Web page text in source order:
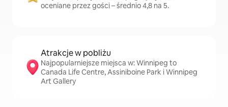
oceniane przez gości – średnio 4,8 na 5.
Atrakcje w pobliżu
Najpopularniejsze miejsca w: Winnipeg to
Canada Life Centre, Assiniboine Park i Winnipeg
Art Gallery